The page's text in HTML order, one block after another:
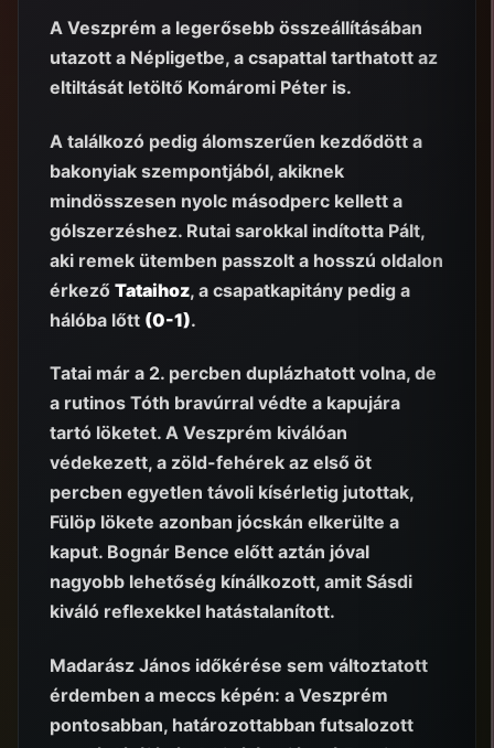
A Veszprém a legerősebb összeállításában
utazott a Népligetbe, a csapattal tarthatott az
eltiltását letöltő Komáromi Péter is.
A találkozó pedig álomszerűen kezdődött a
bakonyiak szempontjából, akiknek
mindösszesen nyolc másodperc kellett a
gólszerzéshez. Rutai sarokkal indította Pált,
aki remek ütemben passzolt a hosszú oldalon
érkező Tataihoz, a csapatkapitány pedig a
hálóba lőtt (0-1).
Tatai már a 2. percben duplázhatott volna, de
a rutinos Tóth bravúrral védte a kapujára
tartó löketet. A Veszprém kiválóan
védekezett, a zöld-fehérek az első öt
percben egyetlen távoli kísérletig jutottak,
Fülöp lökete azonban jócskán elkerülte a
kaput. Bognár Bence előtt aztán jóval
nagyobb lehetőség kínálkozott, amit Sásdi
kiváló reflexekkel hatástalanított.
Madarász János időkérése sem változtatott
érdemben a meccs képén: a Veszprém
pontosabban, határozottabban futsalozott